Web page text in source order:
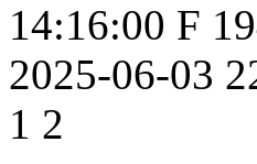
14:16:00 F
2025-06-03
1 2